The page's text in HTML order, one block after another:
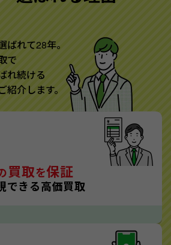
ばれて28年。
で
れ続ける
紹介します。
買取を保証
できる高価買取